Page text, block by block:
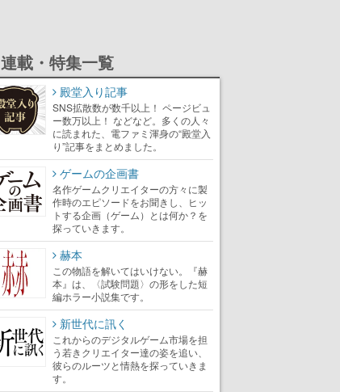
連載・特集一覧
殿堂入り記事
SNS拡散数が数千以上！ ページビュ
ー数万以上！ などなど。多くの人々
に読まれた、電ファミ渾身の“殿堂入
り”記事をまとめました。
ゲームの企画書
名作ゲームクリエイターの方々に製
作時のエピソードをお聞きし、ヒッ
トする企画（ゲーム）とは何か？を
探っていきます。
赫本
この物語を解いてはいけない。『赫
本』は、〈試験問題〉の形をした短
編ホラー小説集です。
新世代に訊く
これからのデジタルゲーム市場を担
う若きクリエイター達の姿を追い、
彼らのルーツと情熱を探っていきま
す。